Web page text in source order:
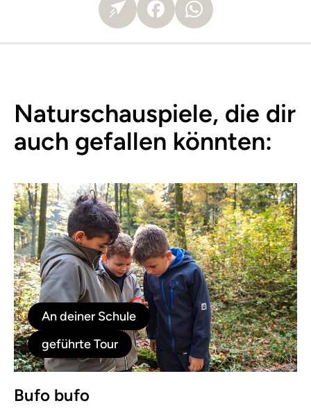
Naturschauspiele, die dir
auch gefallen könnten:
An deiner Schule
geführte Tour
Bufo bufo